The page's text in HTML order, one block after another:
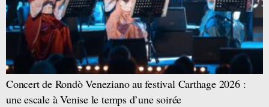
Concert de Rondò Veneziano au festival Carthage 2026 :
une escale à Venise le temps d’une soirée